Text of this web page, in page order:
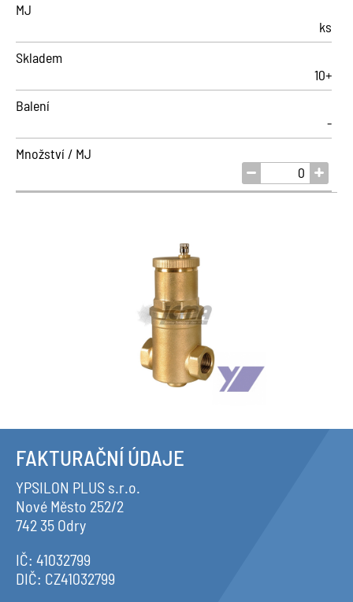
MJ
ks
Skladem
10+
Balení
-
Množství / MJ
FAKTURAČNÍ ÚDAJE
YPSILON PLUS s.r.o.
Nové Město 252/2
742 35 Odry
IČ: 41032799
DIČ: CZ41032799